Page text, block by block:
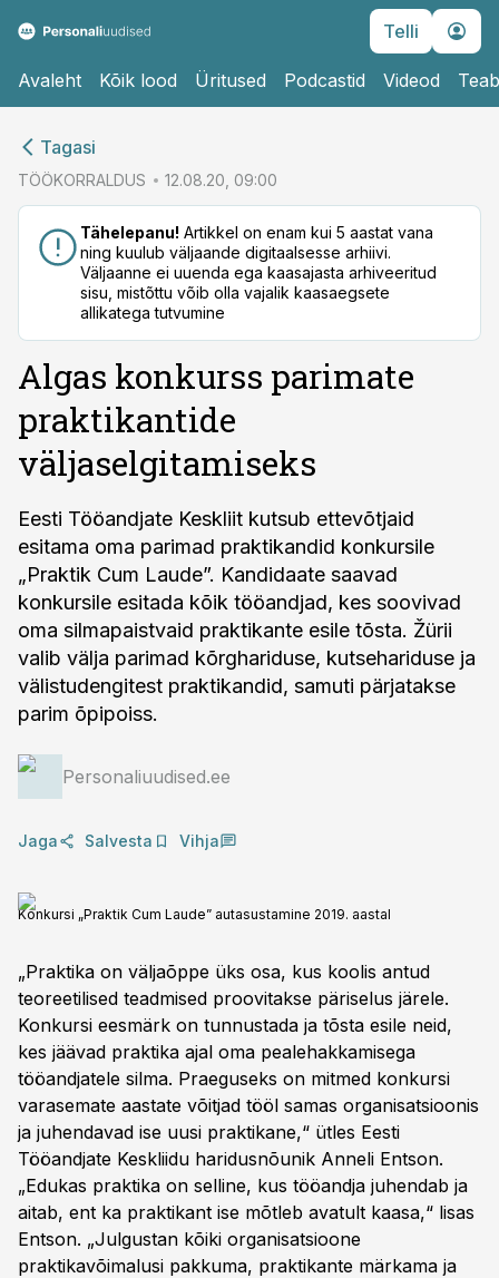
Telli
Avaleht Kõik lood Üritused Podcastid Videod
Tagasi
TÖÖKORRALDUS 12.08.20, 09:00
Tähelepanu! Artikkel on enam kui 5 aastat vana
ning kuulub väljaande digitaalsesse arhiivi.
Väljaanne ei uuenda ega kaasajasta arhiveeritud
sisu, mistõttu võib olla vajalik kaasaegsete
allikatega tutvumine
Algas konkurss parimate
praktikantide
väljaselgitamiseks
Eesti Tööandjate Keskliit kutsub ettevõtjaid
esitama oma parimad praktikandid konkursile
„Praktik Cum Laude”. Kandidaate saavad
konkursile esitada kõik tööandjad, kes soovivad
oma silmapaistvaid praktikante esile tõsta. Žürii
valib välja parimad kõrghariduse, kutsehariduse ja
välistudengitest praktikandid, samuti pärjatakse
parim õpipoiss.
Personaliuudised.ee
Jaga Salvesta Vihja
Konkursi „Praktik Cum Laude” autasustamine 2019. aastal
„Praktika on väljaõppe üks osa, kus koolis antud
teoreetilised teadmised proovitakse päriselus järele.
Konkursi eesmärk on tunnustada ja tõsta esile neid,
kes jäävad praktika ajal oma pealehakkamisega
tööandjatele silma. Praeguseks on mitmed konkursi
varasemate aastate võitjad tööl samas organisatsioonis
ja juhendavad ise uusi praktikane,“ ütles Eesti
Tööandjate Keskliidu haridusnõunik Anneli Entson.
„Edukas praktika on selline, kus tööandja juhendab ja
aitab, ent ka praktikant ise mõtleb avatult kaasa,“ lisas
Entson. „Julgustan kõiki organisatsioone
praktikavõimalusi pakkuma, praktikante märkama ja